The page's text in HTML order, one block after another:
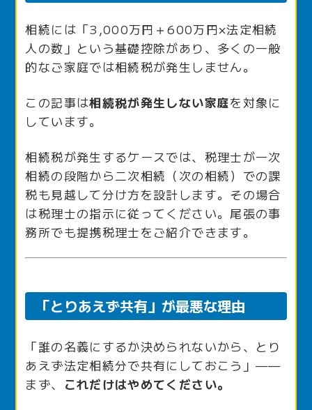
相続には「3,000万円＋600万円×法定相続
人の数」という基礎控除があり、多くの一般
的なご家庭では相続税が発生しません。
この記事は相続税が発生しない家庭を対象に
しています。
相続税が発生するケースでは、税理士が一次
相続の段階から二次相続（次の相続）での課
税も見越して分け方を設計します。その場合
は税理士の指示に従ってください。尾張の事
務所でも提携税理士をご紹介できます。
「とりあえず共有」が最悪な理由
「誰の名義にするか決められないから、とり
あえず法定相続分で共有にしておこう」——
まず、 これだけはやめてください。